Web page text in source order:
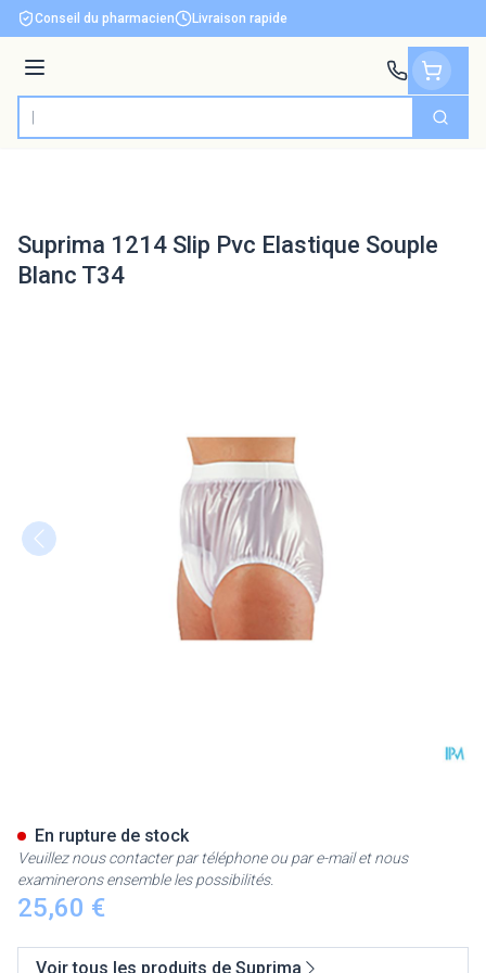
Aller au contenu
Conseil du pharmacien Livraison rapide
Menu
Rechercher
Suprima 1214 Slip Pvc Elastique Souple
Blanc T34
25,60 €
En rupture de stock
Veuillez nous contacter par téléphone ou par e-mail et nous
examinerons ensemble les possibilités.
Voir tous les produits de Suprima